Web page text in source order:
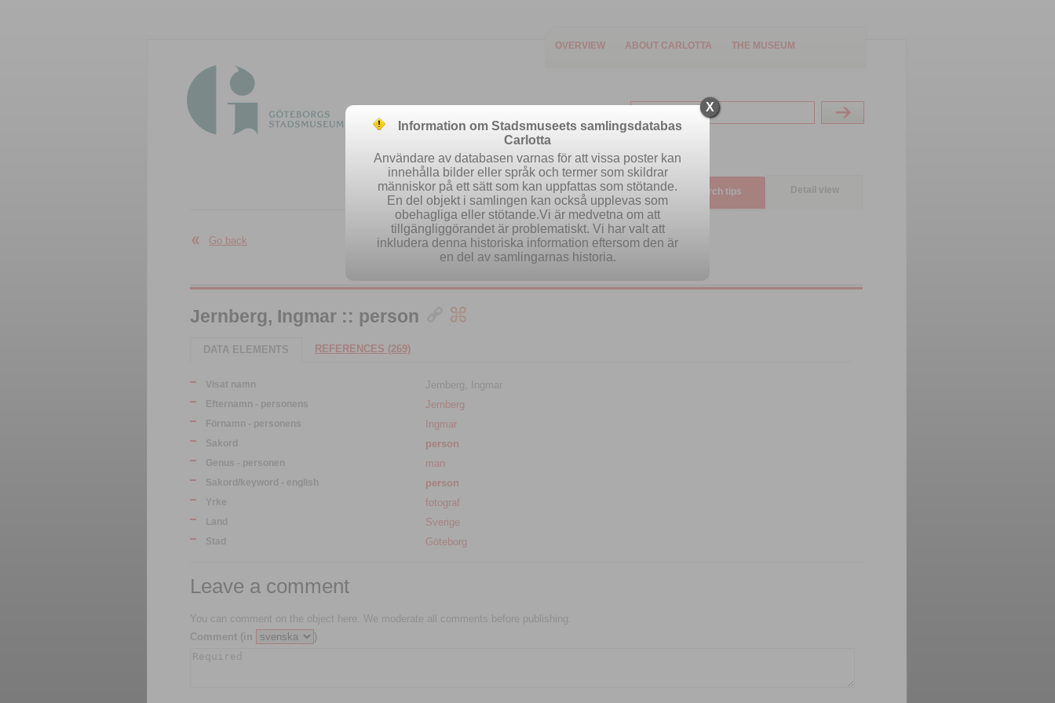
OVERVIEW ABOUT CARLOTTA THE MUSEUM
Easy search Advanced search Search tips Detail view
Go back
Jernberg, Ingmar :: person
DATA ELEMENTS REFERENCES (269)
Visat namn Jernberg, Ingmar
Efternamn - personens Jernberg
Förnamn - personens Ingmar
Sakord person
Genus - personen man
Sakord/keyword - english person
Yrke fotograf
Land Sverige
Stad Göteborg
Leave a comment
You can comment on the object here. We moderate all comments before publishing.
Comment (in
)
X
Information om Stadsmuseets samlingsdatabas
Carlotta
Användare av databasen varnas för att vissa poster kan
innehålla bilder eller språk och termer som skildrar
människor på ett sätt som kan uppfattas som stötande.
En del objekt i samlingen kan också upplevas som
obehagliga eller stötande.Vi är medvetna om att
tillgängliggörandet är problematiskt. Vi har valt att
inkludera denna historiska information eftersom den är
en del av samlingarnas historia.